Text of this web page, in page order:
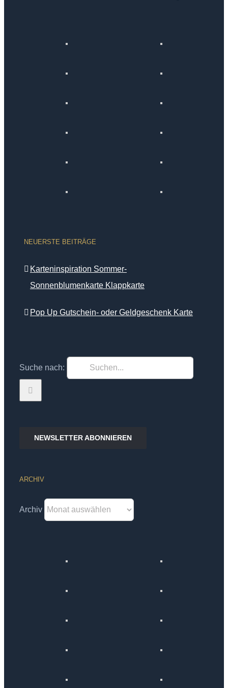
NEUERSTE BEITRÄGE
Karteninspiration Sommer-
Sonnenblumenkarte Klappkarte
Pop Up Gutschein- oder Geldgeschenk Karte
Suche nach:
NEWSLETTER ABONNIEREN
ARCHIV
Archiv